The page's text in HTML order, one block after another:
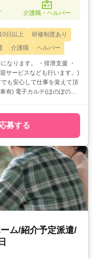
介護職・ヘルパー
日以上
研修制度あり
介護職 ヘルパー
なります。 ・排泄支援 ・
サービスなども行います。)
も安心して仕事を覚えて頂
のぼの
して働きたい ・介護のお
ている ・働く前に職場見
募する
ム/紹介予定派遣/